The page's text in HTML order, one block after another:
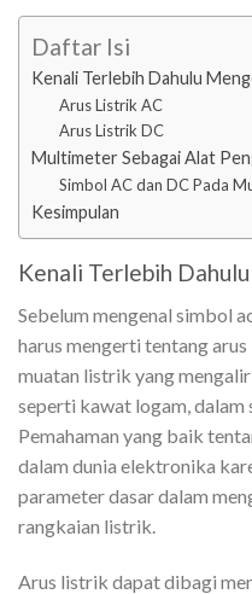
Daftar Isi
Kenali Terlebih Dahulu
Arus Listrik AC
Arus Listrik DC
Multimeter Sebagai Alat
Simbol AC dan DC Pada
Kesimpulan
Kenali Terlebih
Sebelum mengenal simbol
harus mengerti tentang
muatan listrik yang
seperti kawat logam, dalam
Pemahaman yang baik
dalam dunia elektronika
parameter dasar dalam
rangkaian listrik.
Arus listrik dapat dibagi